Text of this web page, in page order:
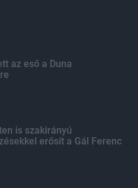
az eső a Duna
is szakirányú
erősít a Gál Ferenc